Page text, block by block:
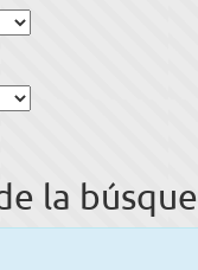
la